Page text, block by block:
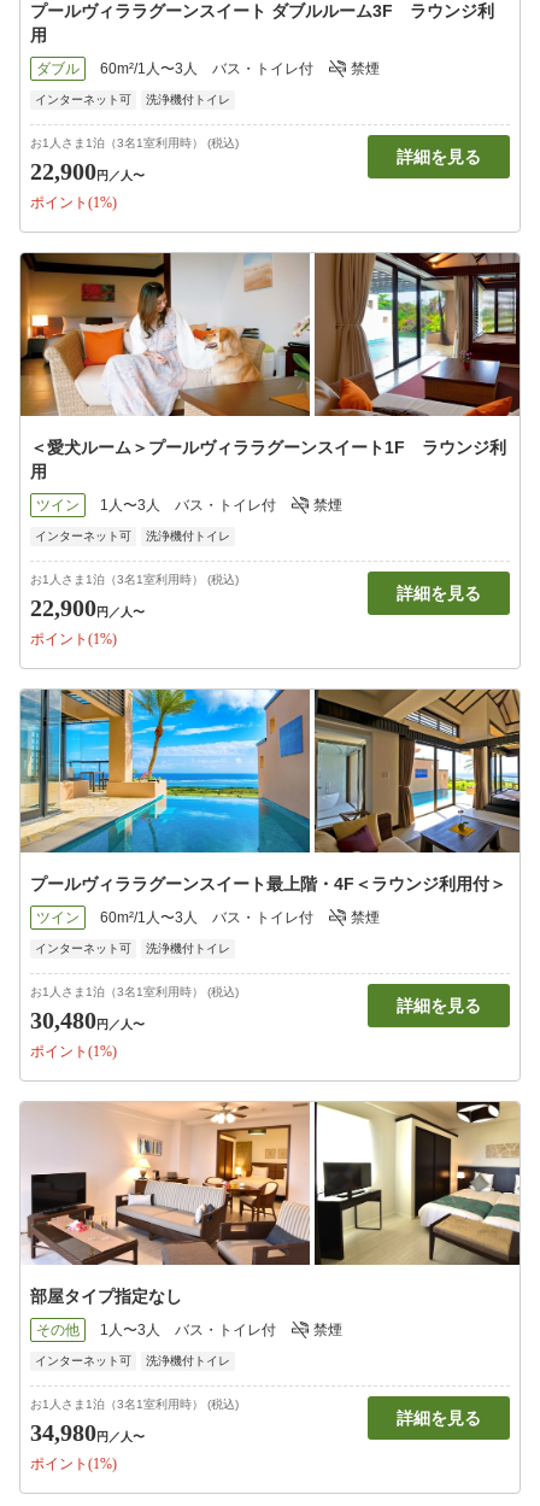
プールヴィララグーンスイート ダブルルーム3F ラウンジ利
用
ダブル 60m²/1人〜3人 バス・トイレ付 禁煙
インターネット可 洗浄機付トイレ
お1人さま1泊（3名1室利用時） (税込)
22,900円 ／人〜
ポイント(1%)
詳細を見る
＜愛犬ルーム＞プールヴィララグーンスイート1F ラウンジ利
用
ツイン 1人〜3人 バス・トイレ付 禁煙
インターネット可 洗浄機付トイレ
お1人さま1泊（3名1室利用時） (税込)
22,900円 ／人〜
ポイント(1%)
詳細を見る
プールヴィララグーンスイート最上階・4F＜ラウンジ利用付＞
ツイン 60m²/1人〜3人 バス・トイレ付 禁煙
インターネット可 洗浄機付トイレ
お1人さま1泊（3名1室利用時） (税込)
30,480円 ／人〜
ポイント(1%)
詳細を見る
部屋タイプ指定なし
その他 1人〜3人 バス・トイレ付 禁煙
インターネット可 洗浄機付トイレ
お1人さま1泊（3名1室利用時） (税込)
34,980円 ／人〜
ポイント(1%)
詳細を見る